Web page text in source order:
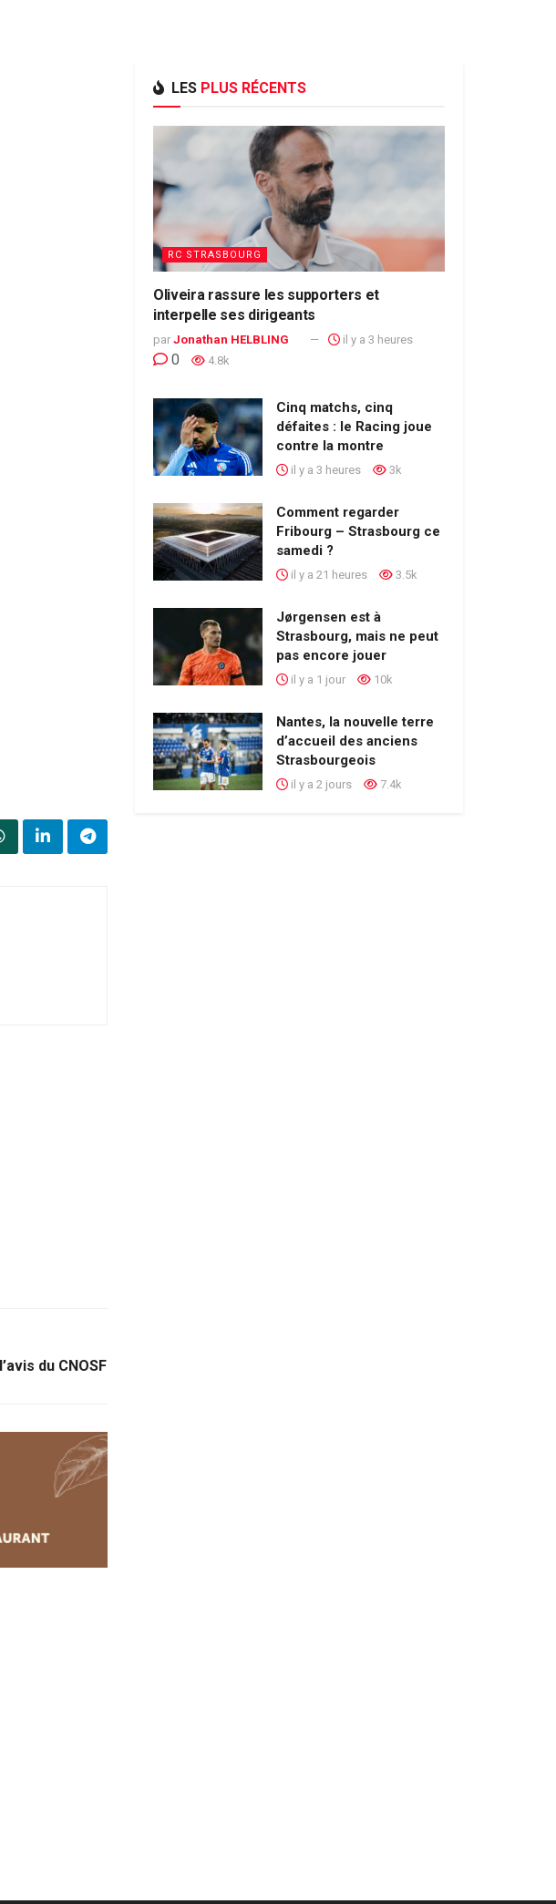
du CNOSF
LES PLUS RÉCENTS
RC STRASBOURG
Oliveira rassure les supporters et
interpelle ses dirigeants
par Jonathan HELBLING il y a 3 heures
0 4.8k
Cinq matchs, cinq
défaites : le Racing joue
contre la montre
il y a 3 heures 3k
Comment regarder
Fribourg – Strasbourg ce
samedi ?
il y a 21 heures 3.5k
Jørgensen est à
Strasbourg, mais ne peut
pas encore jouer
il y a 1 jour 10k
Nantes, la nouvelle terre
d’accueil des anciens
Strasbourgeois
il y a 2 jours 7.4k